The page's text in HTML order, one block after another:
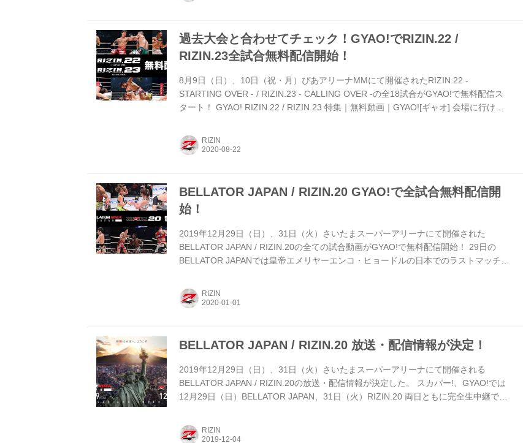
過去大会と合わせてチェック！GYAO!でRIZIN.22 /
RIZIN.23全試合無料配信開始！
8月9日（日）、10日（祝・月）ぴあアリーナMMにて開催されたRIZIN.22 -
STARTING OVER - / RIZIN.23 - CALLING OVER -の全18試合がGYAO!で無料配信ス
タート！ GYAO! RIZIN.22 / RIZIN.23 特集｜無料動画｜GYAO![ギャオ] 会場に行けな
RIZIN.22 / RIZIN.23の全試合を無料アーカイブ配信！ 第3代RIZINバンタム級のベルト
を賭けた朝倉海と扇久保博正のタイトルマッチ、ライト級日本人最強を決める闘いと
RIZIN
BELLATOR JAPAN / RIZIN.20 GYAO!で全試合無料配信開
始！
2019年12月29日（日）、31日（火）さいたまスーパーアリーナにて開催された
BELLATOR JAPAN / RIZIN.20の全ての試合動画がGYAO!で無料配信開始！ 29日の
BELLATOR JAPANでは皇帝エメリヤーエンコ・ヒョードルの日本でのラストマッチや
や圧倒的な力を見せつけた那須川天心、そして大注目のバンタム級タイトルマッチな
ど、見所満載の年末大会。 ライブで観戦した方も見逃してしまった方も、ぜひGYAO!
RIZIN
BELLATOR JAPAN / RIZIN.20 放送・配信情報が決定！
2019年12月29日（日）、31日（火）さいたまスーパーアリーナにて開催される
BELLATOR JAPAN / RIZIN.20の放送・配信情報が決定した。 スカパー!、GYAO!では
12月29日（日）BELLATOR JAPAN、31日（火）RIZIN.20 両日ともに完全生中継で放
全国ネットで放送される。なお、FITE TVではRIZIN.20を日本を除く全世界に向けて
PPVライブ配信される。 またDAZNでは12月29日（日）のBELLATOR JAPANを配信
RIZIN